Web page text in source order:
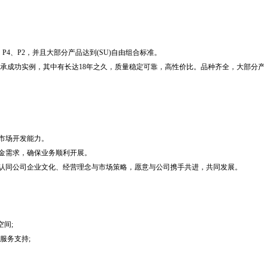
、P2，并且大部分产品达到(SU)自由组合标准。
成功实例，其中有长达18年之久，质量稳定可靠，高性价比。品种齐全，大部分
场开发能力。
求，确保业务顺利开展。
公司企业文化、经营理念与市场策略，愿意与公司携手共进，共同发展。
间;
务支持;